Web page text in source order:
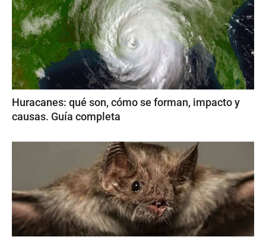
Huracanes: qué son, cómo se forman, impacto y
causas. Guía completa